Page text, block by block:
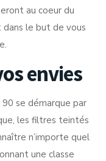
au coeur du
le but de vous
envies
se démarque par
les filtres teintés
n’importe quel
une classe